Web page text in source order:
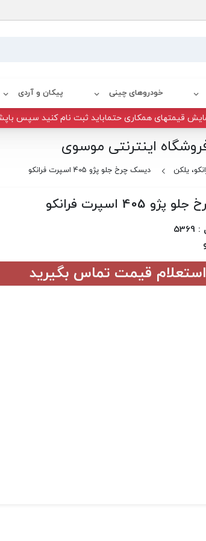
خودروهای چینی پیکان و آردی
قیمتهای همکاری حتماباید ثبت نام کنید سپس
اینترنتی موسوی
یلکن دیسک چرخ جلو پژو 405 اسپرت فرانکو
اسپرت فرانکو
قیمت تماس بگیرید